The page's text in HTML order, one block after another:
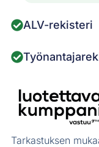
ALV-rekisteri
Tarkastuksen